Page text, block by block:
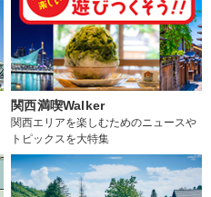
関西満喫Walker
関西エリアを楽しむためのニュースや
トピックスを大特集